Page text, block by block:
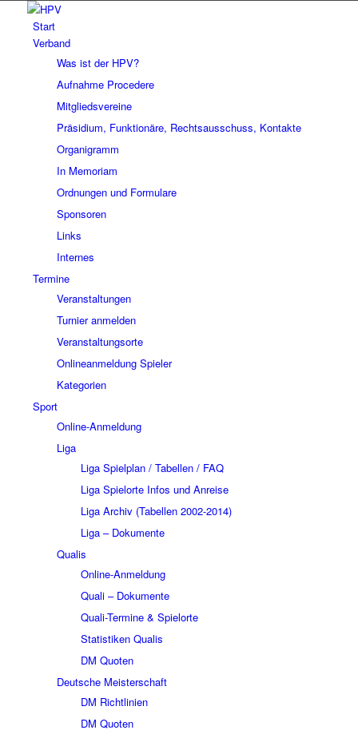
Start
Verband
Was ist der HPV?
Aufnahme Procedere
Mitgliedsvereine
Präsidium, Funktionäre, Rechtsausschuss, Kontakte
Organigramm
In Memoriam
Ordnungen und Formulare
Sponsoren
Links
Internes
Termine
Veranstaltungen
Turnier anmelden
Veranstaltungsorte
Onlineanmeldung Spieler
Kategorien
Sport
Online-Anmeldung
Liga
Liga Spielplan / Tabellen / FAQ
Liga Spielorte Infos und Anreise
Liga Archiv (Tabellen 2002-2014)
Liga – Dokumente
Qualis
Online-Anmeldung
Quali – Dokumente
Quali-Termine & Spielorte
Statistiken Qualis
DM Quoten
Deutsche Meisterschaft
DM Richtlinien
DM Quoten